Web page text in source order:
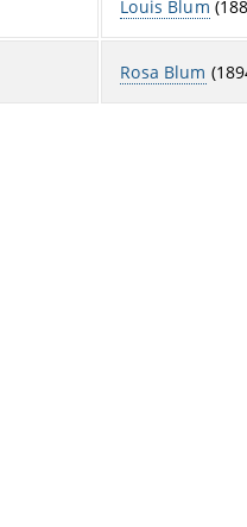
Louis Blum
Rosa Blum